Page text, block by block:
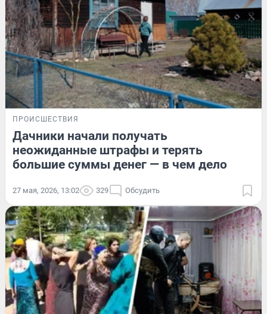
ПРОИСШЕСТВИЯ
Дачники начали получать
неожиданные штрафы и терять
большие суммы денег — в чем дело
27 мая, 2026, 13:02 329 Обсудить